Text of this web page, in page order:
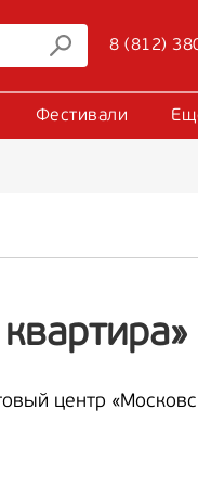
8 (812)
Фестивали
центр